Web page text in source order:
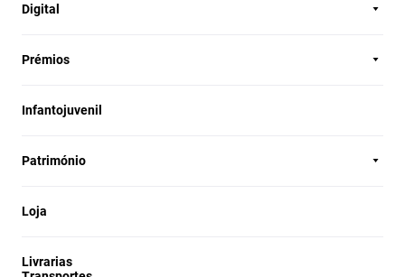
Digital
Prémios
Infantojuvenil
Património
Loja
Livrarias